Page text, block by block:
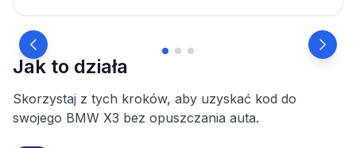
Jak to działa
Skorzystaj z tych kroków, aby uzyskać kod do
swojego BMW X3 bez opuszczania auta.